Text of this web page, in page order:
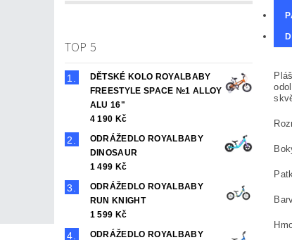
TOP 5
DĚTSKÉ KOLO ROYALBABY
FREESTYLE SPACE №1 ALLOY
ALU 16"
4 190 Kč
ODRÁŽEDLO ROYALBABY
DINOSAUR
1 499 Kč
ODRÁŽEDLO ROYALBABY
RUN KNIGHT
1 599 Kč
ODRÁŽEDLO ROYALBABY